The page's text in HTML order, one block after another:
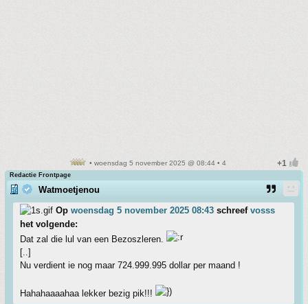
• woensdag 5 november 2025 @ 08:44 • 4
Redactie Frontpage
Watmoetjenou
Op woensdag 5 november 2025 08:43 schreef vosss
het volgende:
Dat zal die lul van een Bezoszleren.
[..]
Nu verdient ie nog maar 724.999.995 dollar per maand !
Hahahaaaahaa lekker bezig pik!!!